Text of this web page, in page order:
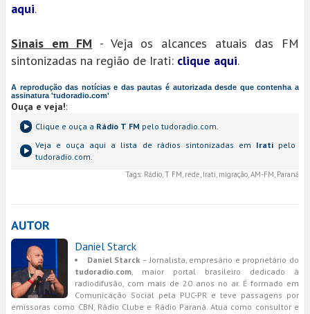
aqui.
Sinais em FM - Veja os alcances atuais das FM
sintonizadas na região de Irati: clique aqui.
A reprodução das notícias e das pautas é autorizada desde que contenha a
assinatura 'tudoradio.com'
Ouça e veja!:
Clique e ouça a Rádio T FM pelo tudoradio.com.
Veja e ouça aqui a lista de rádios sintonizadas em Iratipelo
tudoradio.com.
Tags: Rádio, T FM, rede, Irati, migração, AM-FM, Paraná
AUTOR
Daniel Starck
Daniel Starck – Jornalista, empresário e proprietário do
tudoradio.com, maior portal brasileiro dedicado à
radiodifusão, com mais de 20 anos no ar. É formado em
Comunicação Social pela PUC-PR e teve passagens por
emissoras como CBN, Rádio Clube e Rádio Paraná. Atua como consultor e